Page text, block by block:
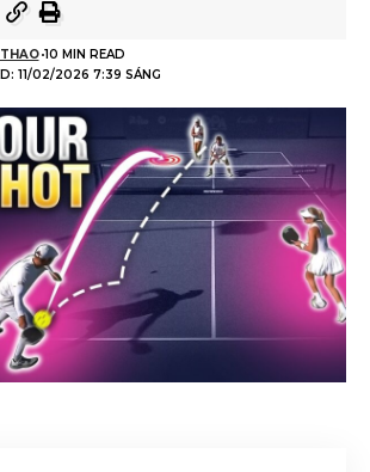
11/02/2026 7:39 SÁNG
10 MIN READ